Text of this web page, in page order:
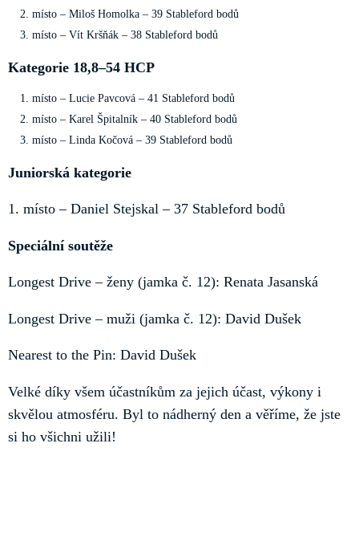
místo – Miloš Homolka – 39 Stableford bodů
místo – Vít Kršňák – 38 Stableford bodů
Kategorie 18,8–54 HCP
místo – Lucie Pavcová – 41 Stableford bodů
místo – Karel Špitalník – 40 Stableford bodů
místo – Linda Kočová – 39 Stableford bodů
Juniorská kategorie
1. místo – Daniel Stejskal – 37 Stableford bodů
Speciální soutěže
Longest Drive – ženy (jamka č. 12): Renata Jasanská
Longest Drive – muži (jamka č. 12): David Dušek
Nearest to the Pin: David Dušek
Velké díky všem účastníkům za jejich účast, výkony i
skvělou atmosféru. Byl to nádherný den a věříme, že jste
si ho všichni užili!